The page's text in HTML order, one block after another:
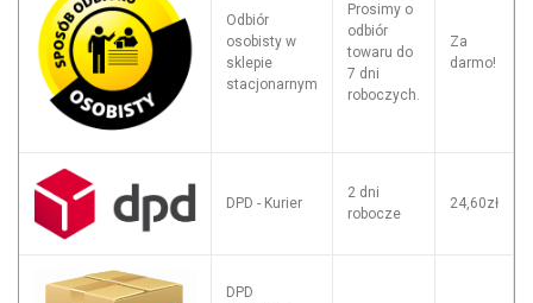
Odbiór
osobisty w
sklepie
stacjonarnym
Prosimy o
odbiór
towaru do
7 dni
roboczych.
Za
darmo!
DPD - Kurier
2 dni
robocze
24,60zł
DPD